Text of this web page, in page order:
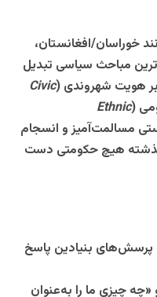
خوراسان/افغانستان،
مباحث سیاسی تبدیل
هویت شهروندی (
Civic
(
Ethnic
مسالمت‌آمیز و انسجام
گذشته هیچ حکومتی دست
پرسش‌های بنیادین پاسخ
«چه چیزی ما را به‌عنوان